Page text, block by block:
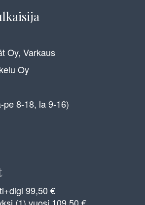
Oy, Varkaus
Oy
pe 8-18, la 9-16)
99,50 €